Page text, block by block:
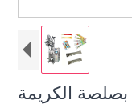
الكريمة